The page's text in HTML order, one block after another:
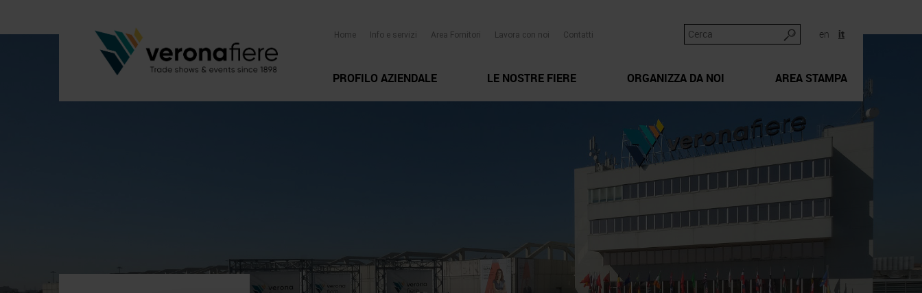
en it
Home Info e servizi Area Fornitori Lavora con noi Contatti
PROFILO AZIENDALE LE NOSTRE FIERE ORGANIZZA DA NOI AREA STAMPA